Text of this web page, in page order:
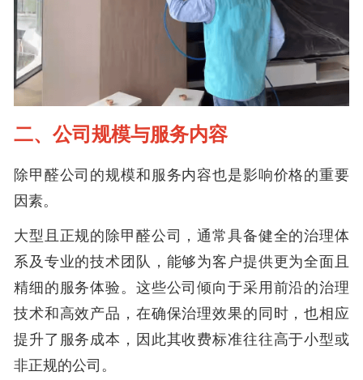
二、公司规模与服务内容
除甲醛公司的规模和服务内容也是影响价格的重要
因素。
大型且正规的除甲醛公司，通常具备健全的治理体
系及专业的技术团队，能够为客户提供更为全面且
精细的服务体验。这些公司倾向于采用前沿的治理
技术和高效产品，在确保治理效果的同时，也相应
提升了服务成本，因此其收费标准往往高于小型或
非正规的公司。